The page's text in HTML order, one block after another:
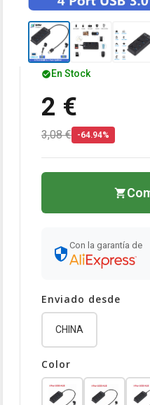
En Stock
2 €
3,08 € -64.94%
Con la garantía de
Enviado desde
CHINA
Color